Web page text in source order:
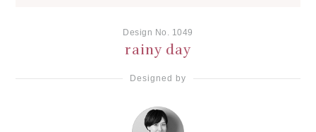
Design No. 1049
rainy day
Designed by